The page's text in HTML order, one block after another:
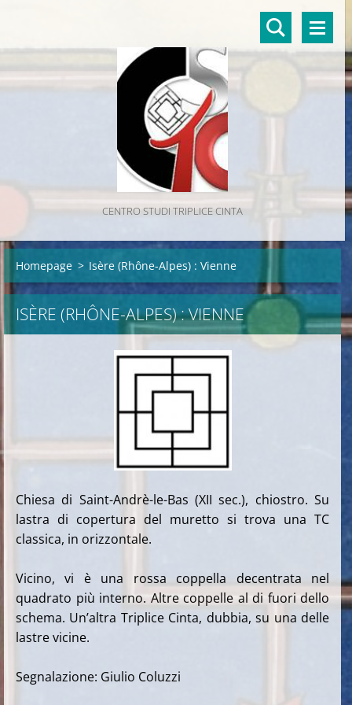
CENTRO STUDI TRIPLICE CINTA
Homepage > Isère (Rhône-Alpes) : Vienne
ISÈRE (RHÔNE-ALPES) : VIENNE
Chiesa di Saint-Andrè-le-Bas (XII sec.), chiostro. Su
lastra di copertura del muretto si trova una TC
classica, in orizzontale.
Vicino, vi è una rossa coppella decentrata nel
quadrato più interno. Altre coppelle al di fuori dello
schema. Un’altra Triplice Cinta, dubbia, su una delle
lastre vicine.
Segnalazione: Giulio Coluzzi